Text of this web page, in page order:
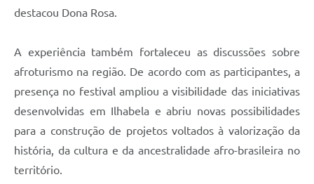
destacou Dona Rosa.
A experiência também fortaleceu as discussões sobre
afroturismo na região. De acordo com as participantes, a
presença no festival ampliou a visibilidade das iniciativas
desenvolvidas em Ilhabela e abriu novas possibilidades
para a construção de projetos voltados à valorização da
história, da cultura e da ancestralidade afro-brasileira no
território.